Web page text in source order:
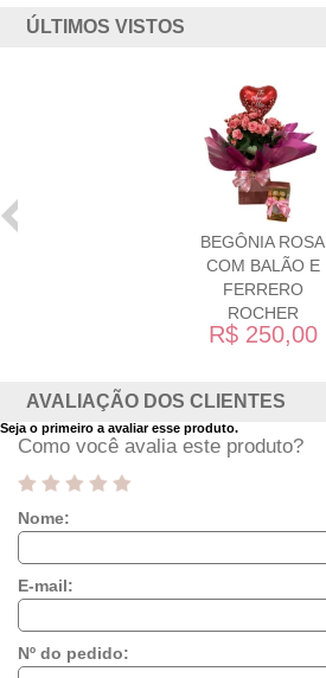
ÚLTIMOS VISTOS
BEGÔNIA ROSA
COM BALÃO E
FERRERO
ROCHER
R$ 250,00
AVALIAÇÃO DOS CLIENTES
Seja o primeiro a avaliar esse produto.
Como você avalia este produto?
Nome:
E-mail:
Nº do pedido: